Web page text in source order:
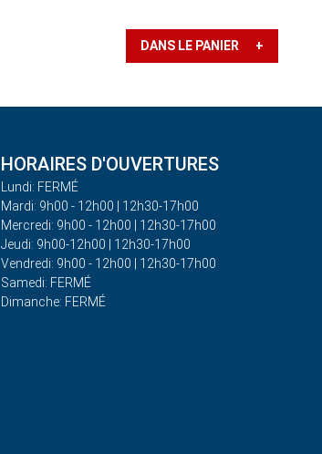
DANS LE PANIER +
HORAIRES D'OUVERTURES
Lundi: FERMÉ
Mardi: 9h00 - 12h00 | 12h30-17h00
Mercredi: 9h00 - 12h00 | 12h30-17h00
Jeudi: 9h00-12h00 | 12h30-17h00
Vendredi: 9h00 - 12h00 | 12h30-17h00
Samedi: FERMÉ
Dimanche: FERMÉ